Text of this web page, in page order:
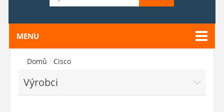
MENU
Domů / Cisco
Výrobci